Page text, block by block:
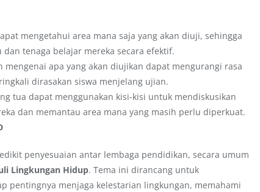
mengetahui area mana saja yang akan diuji, sehingga
tenaga belajar mereka secara efektif.
mengenai apa yang akan diujikan dapat mengurangi rasa
dirasakan siswa menjelang ujian.
tua dapat menggunakan kisi-kisi untuk mendiskusikan
dan memantau area mana yang masih perlu diperkuat.
penyesuaian antar lembaga pendidikan, secara umum
Lingkungan Hidup. Tema ini dirancang untuk
pentingnya menjaga kelestarian lingkungan, memahami